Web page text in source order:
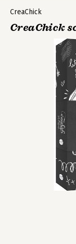
CreaChick
CreaChick